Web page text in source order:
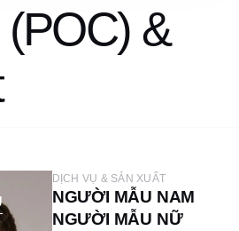
&
DỊCH VỤ & SẢN XUẤT
NGƯỜI MẪU NAM
NGƯỜI MẪU NỮ